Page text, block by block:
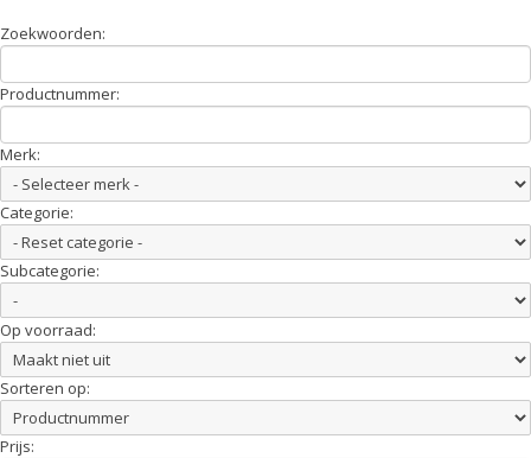
Zoekwoorden:
Productnummer:
Merk:
Categorie:
Subcategorie:
Op voorraad:
Sorteren op:
Prijs: